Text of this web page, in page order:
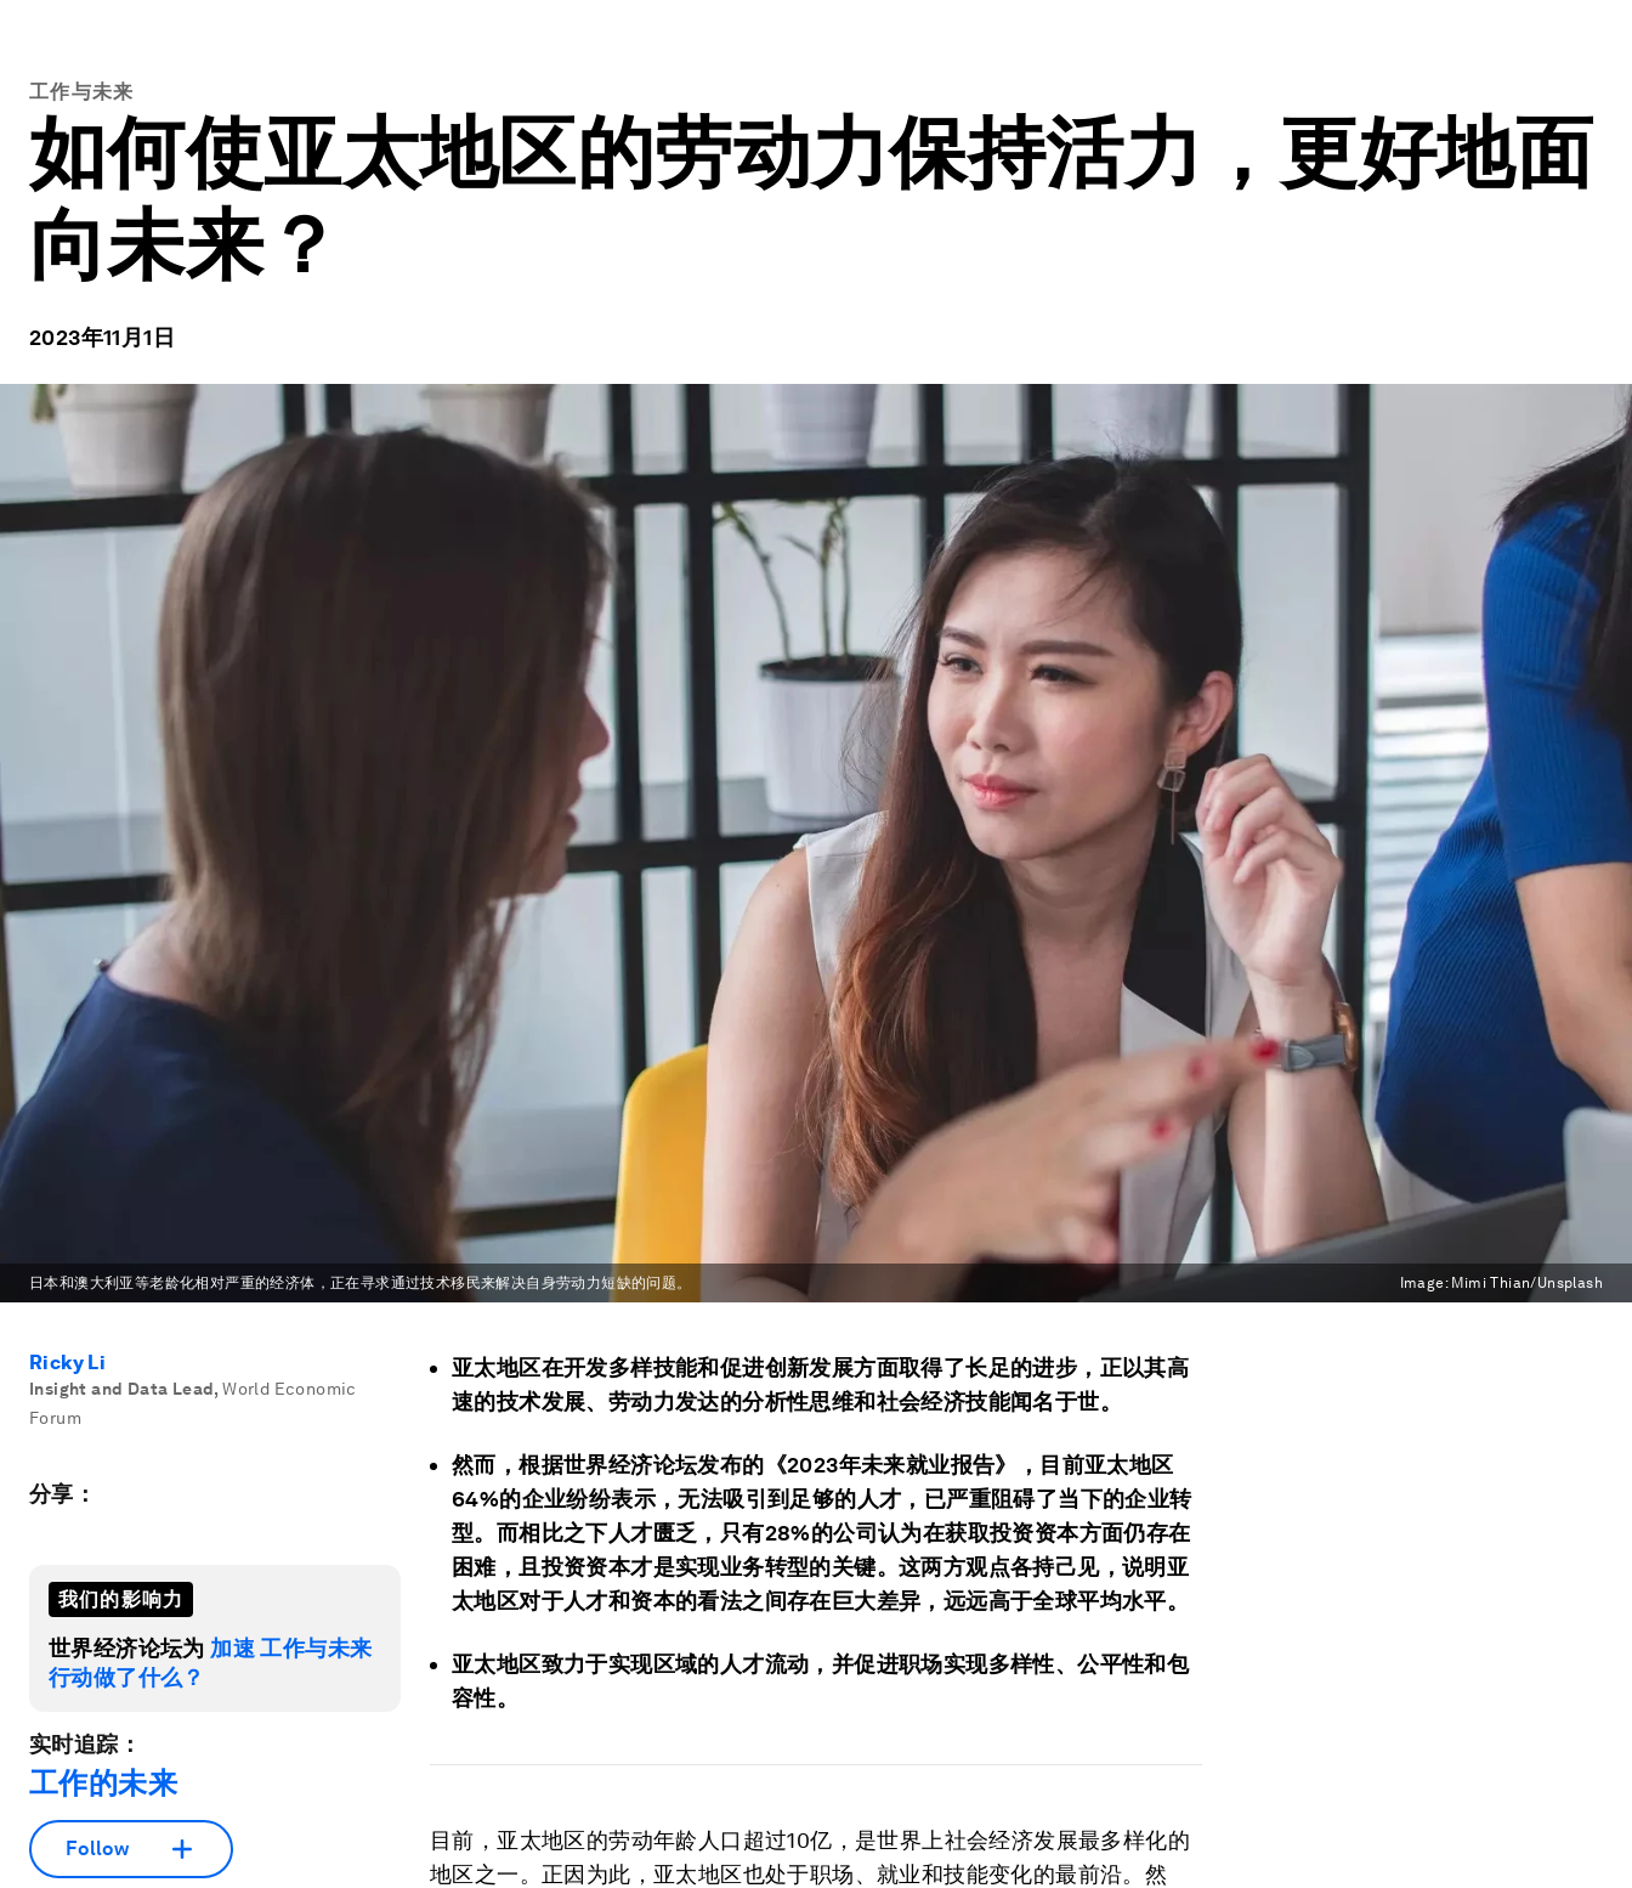
工作与未来
如何使亚太地区的劳动力保持活力，更好地面
向未来？
2023年11月1日
日本和澳大利亚等老龄化相对严重的经济体，正在寻求通过技术移民来解决自身劳动力短缺的问题。 Image: Mimi Thian/Unsplash
Ricky Li
Insight and Data Lead, World Economic
Forum
分享：
我们的影响力
世界经济论坛为 加速 工作与未来
行动做了什么？
实时追踪：
工作的未来
Follow
亚太地区在开发多样技能和促进创新发展方面取得了长足的进步，正以其高
速的技术发展、劳动力发达的分析性思维和社会经济技能闻名于世。
然而，根据世界经济论坛发布的《2023年未来就业报告》，目前亚太地区
64%的企业纷纷表示，无法吸引到足够的人才，已严重阻碍了当下的企业转
型。而相比之下人才匮乏，只有28%的公司认为在获取投资资本方面仍存在
困难，且投资资本才是实现业务转型的关键。这两方观点各持己见，说明亚
太地区对于人才和资本的看法之间存在巨大差异，远远高于全球平均水平。
亚太地区致力于实现区域的人才流动，并促进职场实现多样性、公平性和包
容性。
目前，亚太地区的劳动年龄人口超过10亿，是世界上社会经济发展最多样化的
地区之一。正因为此，亚太地区也处于职场、就业和技能变化的最前沿。然